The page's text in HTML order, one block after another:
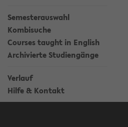
Semesterauswahl
Kombisuche
Courses taught in English
Archivierte Studiengänge
Verlauf
Hilfe & Kontakt